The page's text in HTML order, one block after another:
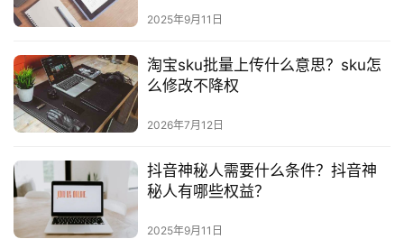
2025年9月11日
淘宝sku批量上传什么意思？sku怎
么修改不降权
2026年7月12日
抖音神秘人需要什么条件？抖音神
秘人有哪些权益？
2025年9月11日